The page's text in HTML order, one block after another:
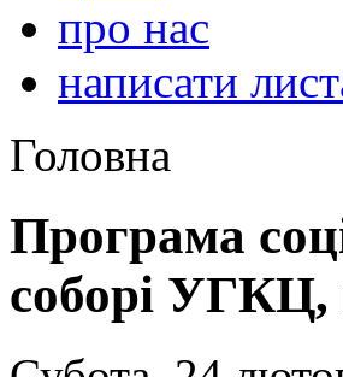
про нас
написати
Головна
Програма
соборі УГКЦ,